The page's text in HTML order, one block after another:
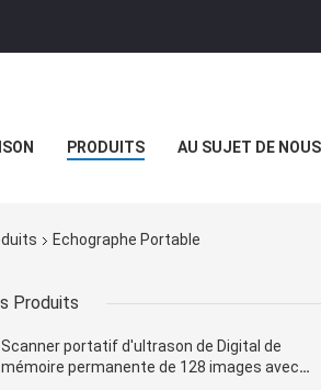
PRODUITS AU SUJET DE NOUS
Echographe Portable
Produits
Scanner portatif d'ultrason de Digital de
mémoire permanente de 128 images avec